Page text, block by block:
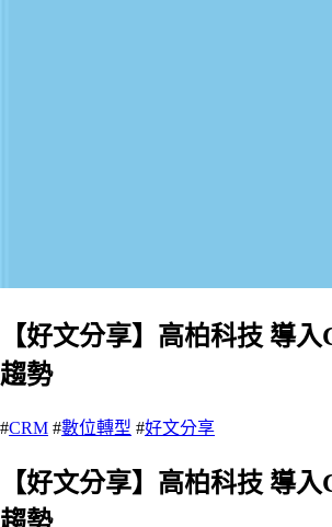
【好文分享】高柏科技 導
趨勢
#CRM #數位轉型 #好文分享
【好文分享】高柏科技 導
趨勢